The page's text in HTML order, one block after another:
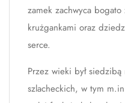
zamek zachwyca
krużgankami oraz
serce.
Przez wieki był
szlacheckich, w tym